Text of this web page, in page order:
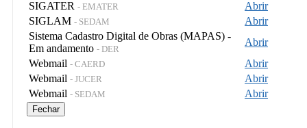
SIGATER - EMATER
Abrir
SIGLAM - SEDAM
Abrir
Sistema Cadastro Digital de Obras (MAPAS) -
Em andamento - DER
Abrir
Webmail - CAERD
Abrir
Webmail - JUCER
Abrir
Webmail - SEDAM Abrir
Fechar